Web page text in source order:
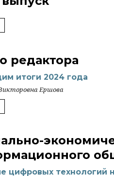
редактора
итоги 2024 года
Ершова
цифровых технологий